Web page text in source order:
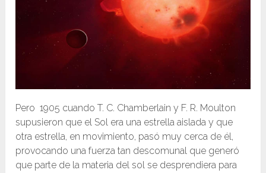
Pero 1905 cuando T. C. Chamberlain y F. R. Moulton
supusieron que el Sol era una estrella aislada y que
otra estrella, en movimiento, pasó muy cerca de él,
provocando una fuerza tan descomunal que generó
que parte de la materia del sol se desprendiera para